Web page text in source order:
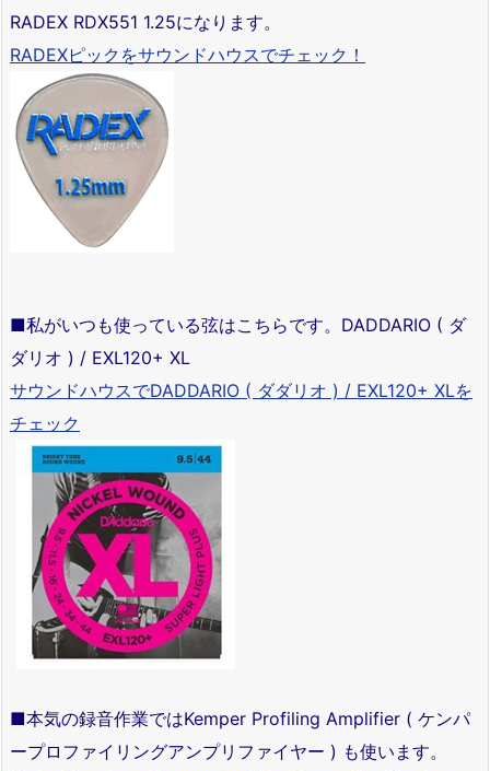
RADEX RDX551 1.25になります。
RADEXピックをサウンドハウスでチェック！
■私がいつも使っている弦はこちらです。DADDARIO ( ダ
ダリオ ) / EXL120+ XL
サウンドハウスでDADDARIO ( ダダリオ ) / EXL120+ XLを
チェック
■本気の録音作業ではKemper Profiling Amplifier ( ケンパ
ープロファイリングアンプリファイヤー ) も使います。